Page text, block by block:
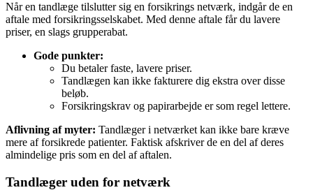
Når en tandlæge tilslutter sig en forsikrings netværk, indgår de en
aftale med forsikringsselskabet. Med denne aftale får du lavere
priser, en slags grupperabat.
Gode punkter:
Du betaler faste, lavere priser.
Tandlægen kan ikke fakturere dig ekstra over disse
beløb.
Forsikringskrav og papirarbejde er som regel lettere.
Aflivning af myter: Tandlæger i netværket kan ikke bare kræve
mere af forsikrede patienter. Faktisk afskriver de en del af deres
almindelige pris som en del af aftalen.
Tandlæger uden for netværk